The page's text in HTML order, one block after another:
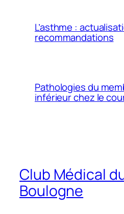
L’asthme :
recommandations
Pathologies du
inférieur chez le
Club Médical
Boulogne